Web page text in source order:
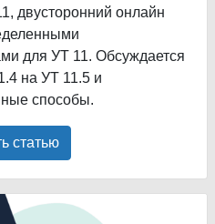
двусторонний онлайн
для УТ 11. Обсуждается
на УТ 11.5 и
способы.
статью